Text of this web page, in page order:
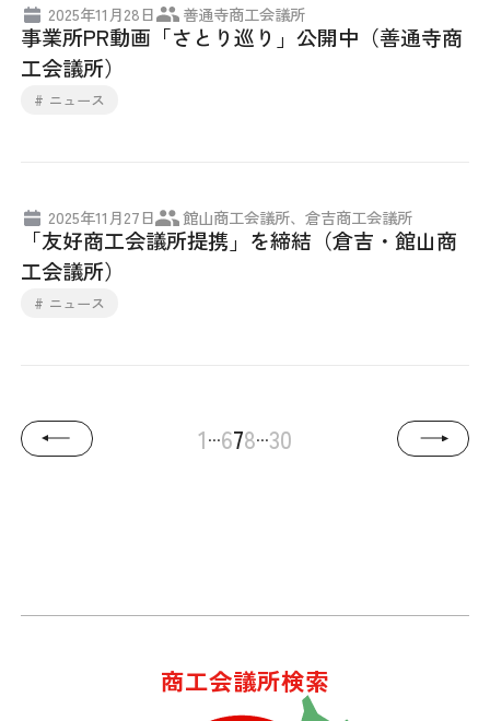
2025年11月28日 善通寺商工会議所
事業所PR動画「さとり巡り」公開中（善通寺商
工会議所）
# ニュース
2025年11月27日 館山商工会議所、倉吉商工会議所
「友好商工会議所提携」を締結（倉吉・館山商
工会議所）
# ニュース
1...678...30
商工会議所検索